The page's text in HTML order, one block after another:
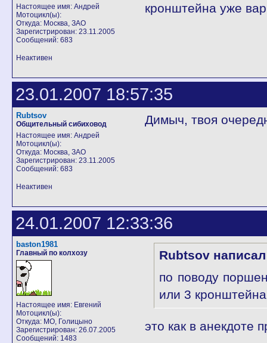
Настоящее имя: Андрей
Мотоцикл(ы):
Откуда: Москва, ЗАО
Зарегистрирован: 23.11.2005
Сообщений: 683
кронштейна уже
Неактивен
23.01.2007 18:57:35
Rubtsov
Общительный сибиховод
Настоящее имя: Андрей
Мотоцикл(ы):
Откуда: Москва, ЗАО
Зарегистрирован: 23.11.2005
Сообщений: 683
Димыч, твоя
Неактивен
24.01.2007 12:33:36
baston1981
Главный по колхозу
Настоящее имя: Евгений
Мотоцикл(ы):
Откуда: МО, Голицыно
Зарегистрирован: 26.07.2005
Сообщений: 1483
Rubtsov
по поводу
или 3
это как в анекдоте